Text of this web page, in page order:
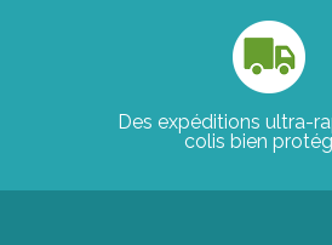
Des expéditions ultra-
colis bien